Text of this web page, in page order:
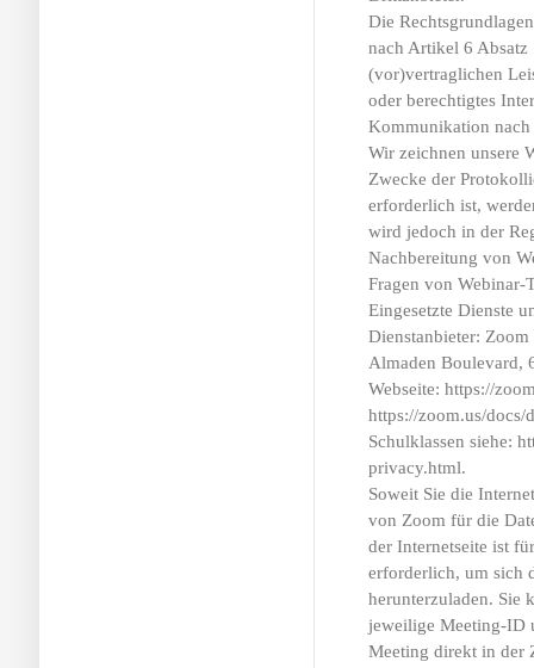
Die
nach Artikel 6
(vor)vertraglichen
oder berechtigtes
Kommunikation
Wir zeichnen unsere
Zwecke der
erforderlich ist,
wird jedoch in der
Nachbereitung von
Fragen von Webinar-
Eingesetzte Dienste
Dienstanbieter:
Almaden Boulevard,
Webseite: https://
https://zoom.us/
Schulklassen siehe:
privacy.html.
Soweit Sie die
von Zoom für die
der Internetseite ist
erforderlich, um sich
herunterzuladen. Sie
jeweilige Meeting-ID
Meeting direkt in der